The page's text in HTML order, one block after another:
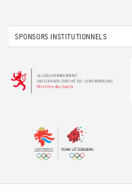
SPONSORS INSTITUTIONNELS